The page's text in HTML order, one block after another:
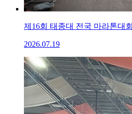
제16회 태종대 전국 마라톤대회
2026.07.19